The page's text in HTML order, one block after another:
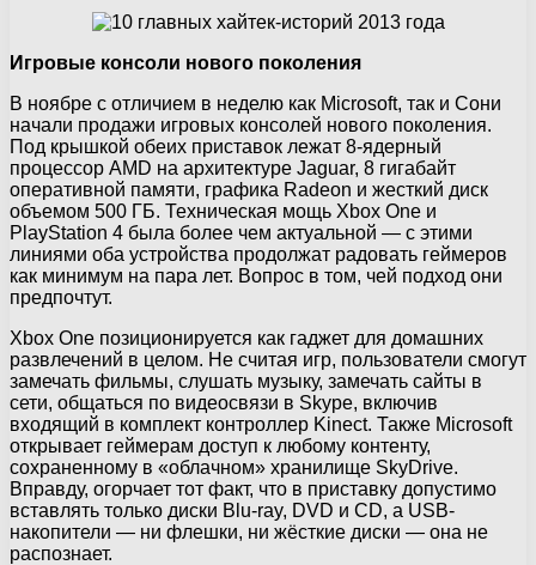
Игровые консоли нового поколения
В ноябре с отличием в неделю как Microsoft, так и Сони
начали продажи игровых консолей нового поколения.
Под крышкой обеих приставок лежат 8-ядерный
процессор AMD на архитектуре Jaguar, 8 гигабайт
оперативной памяти, графика Radeon и жесткий диск
объемом 500 ГБ. Техническая мощь Xbox One и
PlayStation 4 была более чем актуальной — с этими
линиями оба устройства продолжат радовать геймеров
как минимум на пара лет. Вопрос в том, чей подход они
предпочтут.
Xbox One позиционируется как гаджет для домашних
развлечений в целом. Не считая игр, пользователи смогут
замечать фильмы, слушать музыку, замечать сайты в
сети, общаться по видеосвязи в Skype, включив
входящий в комплект контроллер Kinect. Также Microsoft
открывает геймерам доступ к любому контенту,
сохраненному в «облачном» хранилище SkyDrive.
Вправду, огорчает тот факт, что в приставку допустимо
вставлять только диски Blu-ray, DVD и CD, а USB-
накопители — ни флешки, ни жёсткие диски — она не
распознает.